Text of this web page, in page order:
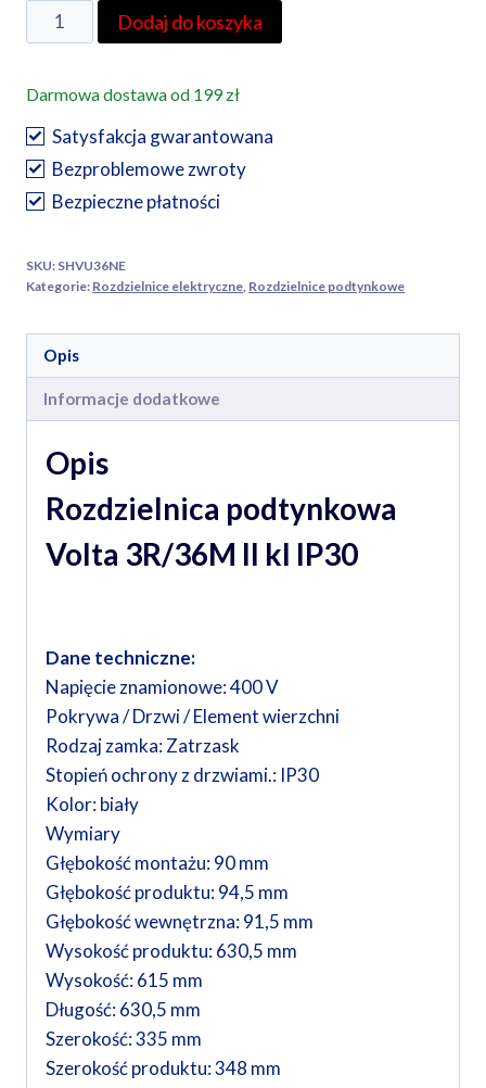
ilość
HAGER
podtynkowa
Volta
3R/36M
II
kl
cena
zamówieńinternetowych
Dodaj do koszyka
Darmowa dostawa od 199 zł
Satysfakcja gwarantowana
Bezproblemowe zwroty
Bezpieczne płatności
SKU: SHVU36NE
Kategorie: Rozdzielnice elektryczne Rozdzielnice podtynkowe
Opis
Informacje dodatkowe
Opis
Rozdzielnica podtynkowa
Volta 3R/36M II kl IP30
Dane techniczne:
Napięcie znamionowe: 400 V
Pokrywa / Drzwi / Element wierzchni
Rodzaj zamka: Zatrzask
Stopień ochrony z drzwiami.: IP30
Kolor: biały
Wymiary
Głębokość montażu: 90 mm
Głębokość produktu: 94,5 mm
Głębokość wewnętrzna: 91,5 mm
Wysokość produktu: 630,5 mm
Wysokość: 615 mm
Długość: 630,5 mm
Szerokość: 335 mm
Szerokość produktu: 348 mm